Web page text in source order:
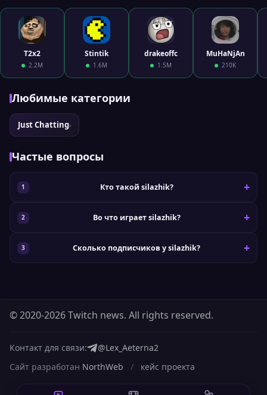
T2x2
2.2M
Stintik
1.6M
drakeoffc
1.5M
MuHaNjAn
210K
Любимые категории
Just Chatting›
Частые вопросы
Кто такой silazhik?
Во что играет silazhik?
Сколько подписчиков у silazhik?
© 2020-2026 Twitch news. All rights reserved.
Контакт для связи:
@Lex_Aeterna2
Сайт разработан NorthWeb / кейс проекта